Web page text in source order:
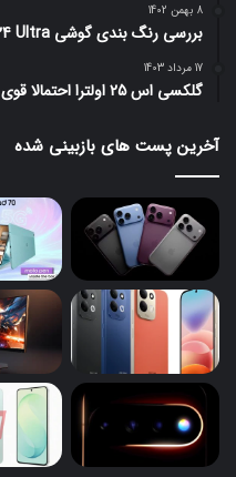
8 بهمن 1402
بررسی رنگ بندی گوشی Galaxy S24 Ultra؛ کدام رنگ را بخریم
17 مرداد 1403
گلکسی اس 25 اولترا احتمالا قوی تر از آیفون 16 پرو است
آخرین پست های بازبینی شده